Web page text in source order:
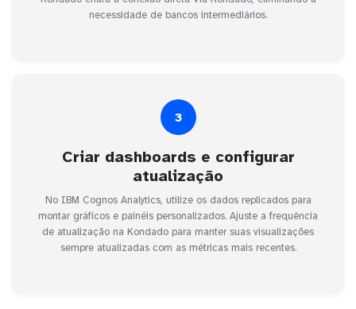
necessidade de bancos intermediários.
3
Criar dashboards e configurar
atualização
No IBM Cognos Analytics, utilize os dados replicados para
montar gráficos e painéis personalizados. Ajuste a frequência
de atualização na Kondado para manter suas visualizações
sempre atualizadas com as métricas mais recentes.